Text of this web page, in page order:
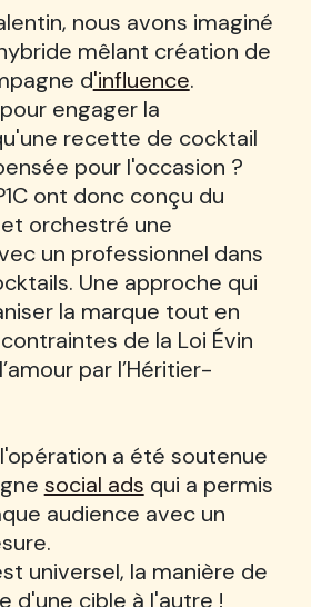
nous avons imaginé
mêlant création de
d'influence.
engager la
recette de cocktail
pour l'occasion ?
ont donc conçu du
orchestré une
un professionnel dans
Une approche qui
la marque tout en
de la Loi Évin
par l’Héritier-
a été soutenue
social ads qui a permis
audience avec un
universel, la manière de
d'une cible à l'autre !